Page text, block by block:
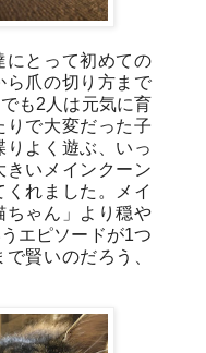
にとって初めての
ら爪の切り方まで
も2人は元気に育
りで大変だった子
よく遊ぶ、いっ
きいメインクーン
れました。メイ
ちゃん」より穏や
エピソードが1つ
賢いのだろう、